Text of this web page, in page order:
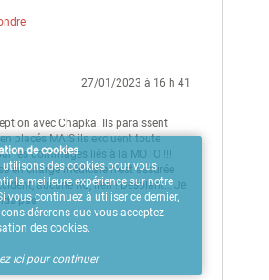
27/01/2023 à 16 h 41
avec Chapka. Ils paraissent
placés MAIS ils excluent toute
les dommages liés à la MOTO !!!
en charge médicale n’est assurée
aucune RC, rien ! Désolant… Je
pas
de cookies
utilisons des cookies pour vous
la meilleure expérience sur notre
vous continuez à utiliser ce dernier,
que vous acceptez
des cookies.
ici pour continuer